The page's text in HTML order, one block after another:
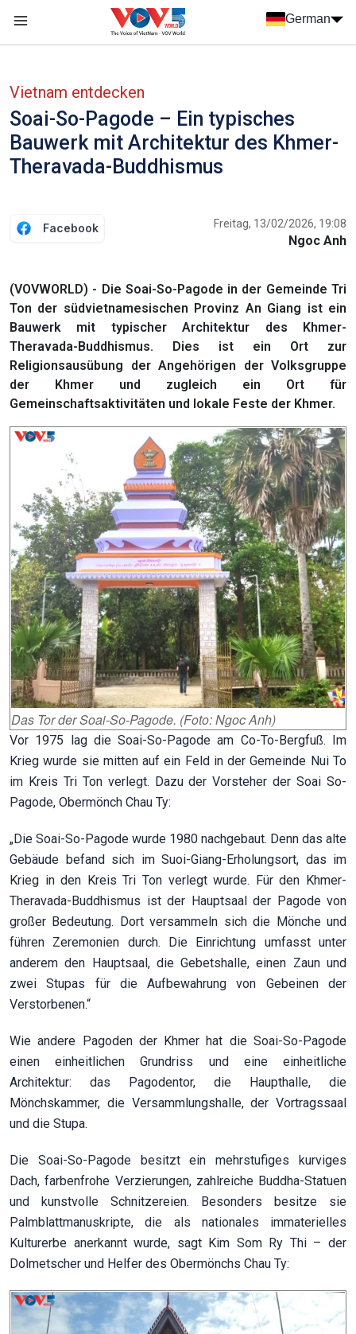
German
Vietnam entdecken
Soai-So-Pagode – Ein typisches
Bauwerk mit Architektur des Khmer-
Theravada-Buddhismus
Facebook Freitag, 13/02/2026, 19:08
Ngoc Anh
(VOVWORLD) - Die Soai-So-Pagode in der Gemeinde Tri
Ton der südvietnamesischen Provinz An Giang ist ein
Bauwerk mit typischer Architektur des Khmer-
Theravada-Buddhismus. Dies ist ein Ort zur
Religionsausübung der Angehörigen der Volksgruppe
der Khmer und zugleich ein Ort für
Gemeinschaftsaktivitäten und lokale Feste der Khmer.
Das Tor der Soai-So-Pagode. (Foto: Ngoc Anh)
Vor 1975 lag die Soai-So-Pagode am Co-To-Bergfuß. Im
Krieg wurde sie mitten auf ein Feld in der Gemeinde Nui To
im Kreis Tri Ton verlegt. Dazu der Vorsteher der Soai So-
Pagode, Obermönch Chau Ty:
„Die Soai-So-Pagode wurde 1980 nachgebaut. Denn das alte
Gebäude befand sich im Suoi-Giang-Erholungsort, das im
Krieg in den Kreis Tri Ton verlegt wurde. Für den Khmer-
Theravada-Buddhismus ist der Hauptsaal der Pagode von
großer Bedeutung. Dort versammeln sich die Mönche und
führen Zeremonien durch. Die Einrichtung umfasst unter
anderem den Hauptsaal, die Gebetshalle, einen Zaun und
zwei Stupas für die Aufbewahrung von Gebeinen der
Verstorbenen.“
Wie andere Pagoden der Khmer hat die Soai-So-Pagode
einen einheitlichen Grundriss und eine einheitliche
Architektur: das Pagodentor, die Haupthalle, die
Mönchskammer, die Versammlungshalle, der Vortragssaal
und die Stupa.
Die Soai-So-Pagode besitzt ein mehrstufiges kurviges
Dach, farbenfrohe Verzierungen, zahlreiche Buddha-Statuen
und kunstvolle Schnitzereien. Besonders besitze sie
Palmblattmanuskripte, die als nationales immaterielles
Kulturerbe anerkannt wurde, sagt Kim Som Ry Thi – der
Dolmetscher und Helfer des Obermönchs Chau Ty: